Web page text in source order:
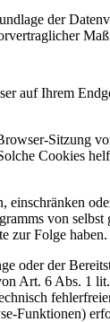
der
auf Ihrem
Sitzung
Cookies
einschränken
von
zur Folge haben.
oder der
Art. 6 Abs. 1
Funktionen)